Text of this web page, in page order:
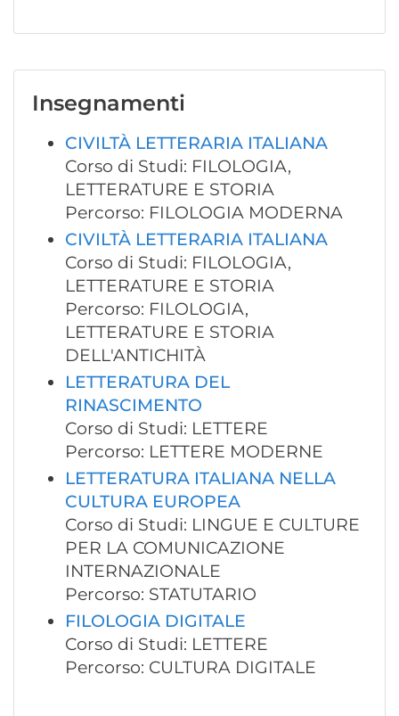
Insegnamenti
CIVILTÀ LETTERARIA ITALIANA
Corso di Studi: FILOLOGIA,
LETTERATURE E STORIA
Percorso: FILOLOGIA MODERNA
CIVILTÀ LETTERARIA ITALIANA
Corso di Studi: FILOLOGIA,
LETTERATURE E STORIA
Percorso: FILOLOGIA,
LETTERATURE E STORIA
DELL'ANTICHITÀ
LETTERATURA DEL
RINASCIMENTO
Corso di Studi: LETTERE
Percorso: LETTERE MODERNE
LETTERATURA ITALIANA NELLA
CULTURA EUROPEA
Corso di Studi: LINGUE E CULTURE
PER LA COMUNICAZIONE
INTERNAZIONALE
Percorso: STATUTARIO
FILOLOGIA DIGITALE
Corso di Studi: LETTERE
Percorso: CULTURA DIGITALE